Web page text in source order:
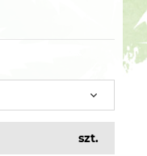
szt.